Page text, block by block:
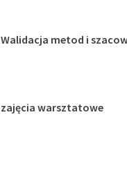
metod i
zajęcia warsztatowe